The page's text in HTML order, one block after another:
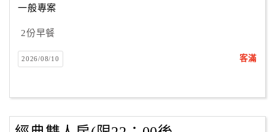
一般專案
2份早餐
2026/08/10 客滿